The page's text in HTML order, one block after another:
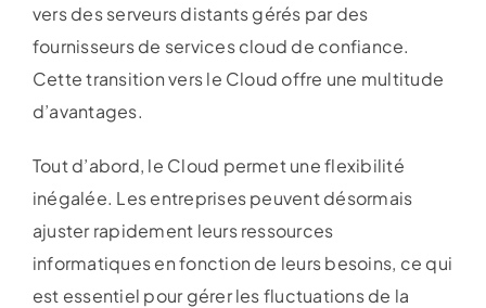
vers des serveurs distants gérés par des
fournisseurs de services cloud de confiance.
Cette transition vers le Cloud offre une multitude
d’avantages.
Tout d’abord, le Cloud permet une flexibilité
inégalée. Les entreprises peuvent désormais
ajuster rapidement leurs ressources
informatiques en fonction de leurs besoins, ce qui
est essentiel pour gérer les fluctuations de la